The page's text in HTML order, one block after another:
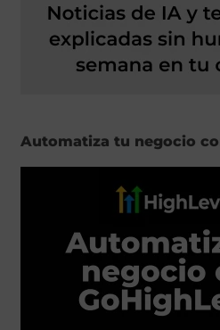
Automatiza tu negocio